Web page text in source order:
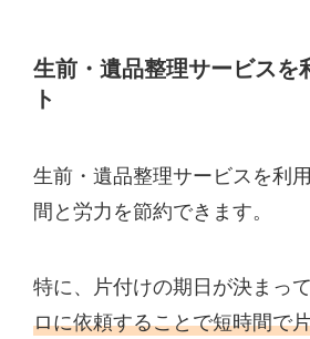
生前・遺品整理サービスを
ト
生前・遺品整理サービスを利
間と労力を節約できます。
特に、片付けの期日が決まっ
ロに依頼することで短時間で